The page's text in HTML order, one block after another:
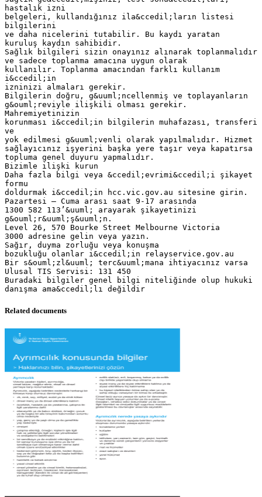
hastalık izni
belgeleri, kullandığınız ila&ccedil;ların listesi
bilgilerini
ve daha nicelerini tutabilir. Bu kaydı yaratan
kuruluş kaydın sahibidir.
Sağlık bilgileri sizin onayınız alınarak toplanmalıdır
ve sadece toplanma amacına uygun olarak
kullanılır. Toplanma amacından farklı kullanım
i&ccedil;in
izninizi almaları gerekir.
Bilgilerin doğru, g&uuml;ncellenmiş ve toplayanların
g&ouml;reviyle ilişkili olması gerekir.
Mahremiyetinizin
korunması i&ccedil;in bilgilerin muhafazası, transferi
ve
yok edilmesi g&uuml;venli olarak yapılmalıdır. Hizmet
sağlayıcınız işyerini başka yere taşır veya kapatırsa
topluma genel duyuru yapmalıdır.
Bizimle ilişki kurun
Daha fazla bilgi veya &ccedil;evrimi&ccedil;i şikayet
formu
doldurmak i&ccedil;in hcc.vic.gov.au sitesine girin.
Pazartesi – Cuma arası saat 9-17 arasında
1300 582 113’&uuml; arayarak şikayetinizi
g&ouml;r&uuml;ş&uuml;n.
Level 26, 570 Bourke Street Melbourne Victoria
3000 adresine gelin veya yazın.
Sağır, duyma zorluğu veya konuşma
bozukluğu olanlar i&ccedil;in relayservice.gov.au
Bir s&ouml;zl&uuml; terc&uuml;mana ihtiyacınız varsa
Ulusal TIS Servisi: 131 450
Buradaki bilgiler genel bilgi niteliğinde olup hukuki
Related documents